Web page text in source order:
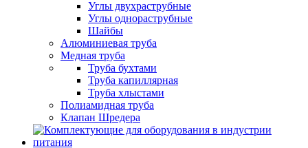
Углы двухраструбные
Углы однораструбные
Шайбы
Алюминиевая труба
Медная труба
Труба бухтами
Труба капиллярная
Труба хлыстами
Полиамидная труба
Клапан Шредера